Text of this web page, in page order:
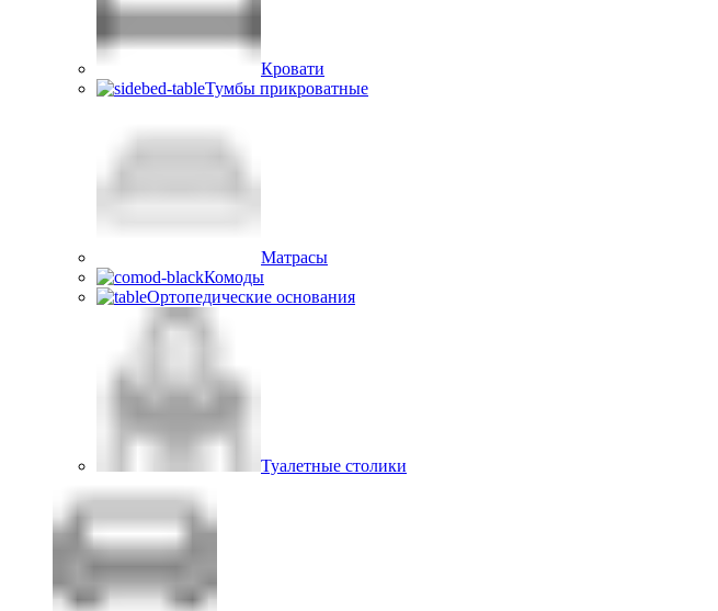
Кровати
Тумбы прикроватные
Матрасы
Комоды
Ортопедические основания
Туалетные столики